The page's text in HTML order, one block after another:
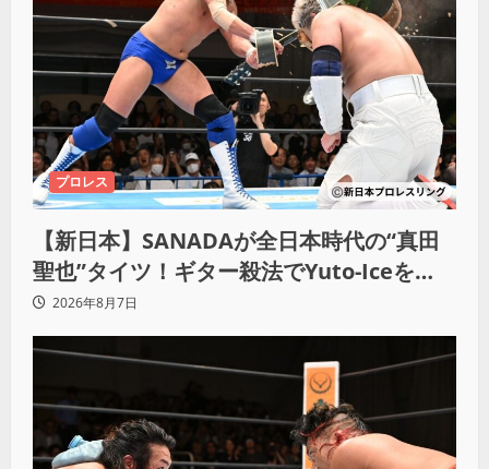
プロレス
【新日本】SANADAが全日本時代の“真田
聖也”タイツ！ギター殺法でYuto-Iceを
KO「俺と闘う時は考えろ。感じるな」
2026年8月7日